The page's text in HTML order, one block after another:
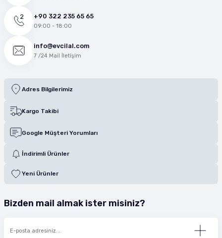
+90 322 235 65 65
09:00 - 18:00
info@evcilal.com
7 /24 Mail İletişim
Adres Bilgilerimiz
Kargo Takibi
Google Müşteri Yorumları
İndirimli Ürünler
Yeni Ürünler
Bizden mail almak ister misiniz?